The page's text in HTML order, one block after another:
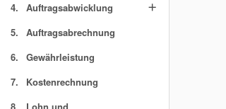
4.
Auftragsabwicklung add
5.
Auftragsabrechnung
6.
Gewährleistung
7.
Kostenrechnung